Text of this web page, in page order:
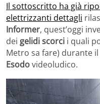
Il sottoscritto ha già
elettrizzanti dettagli
Informer, quest’oggi
dei gelidi scorci i quali
Metro sa fare) durante
Esodovideoludico.